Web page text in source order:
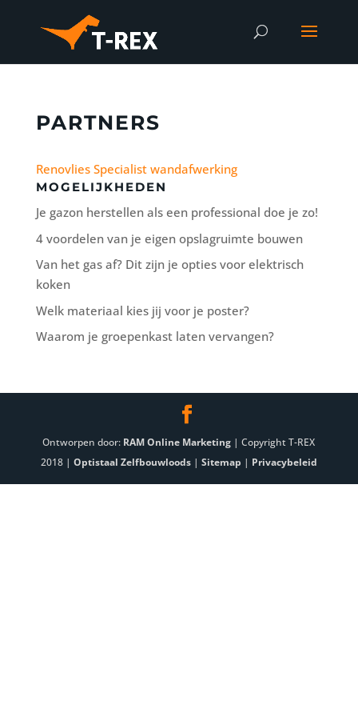
PARTNERS
Renovlies Specialist wandafwerking
MOGELIJKHEDEN
Je gazon herstellen als een professional doe je zo!
4 voordelen van je eigen opslagruimte bouwen
Van het gas af? Dit zijn je opties voor elektrisch
koken
Welk materiaal kies jij voor je poster?
Waarom je groepenkast laten vervangen?
Ontworpen door: RAM Online Marketing | Copyright T-REX
2018 | Optistaal Zelfbouwloods| Sitemap | Privacybeleid